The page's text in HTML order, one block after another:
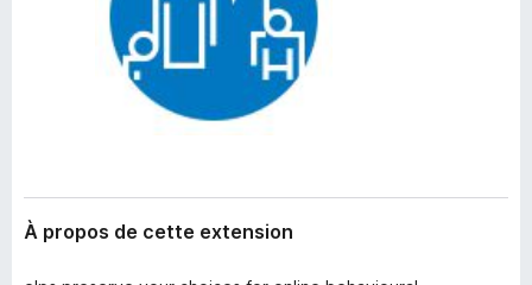
e
f
o
x
À propos de cette extension